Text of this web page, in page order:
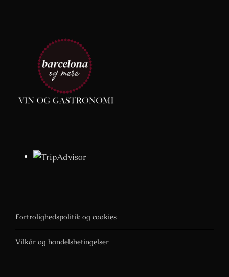
Fortrolighedspolitik og cookies
Vilkår og handelsbetingelser